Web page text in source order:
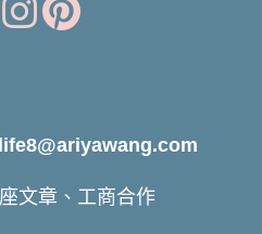
文章、工商合作